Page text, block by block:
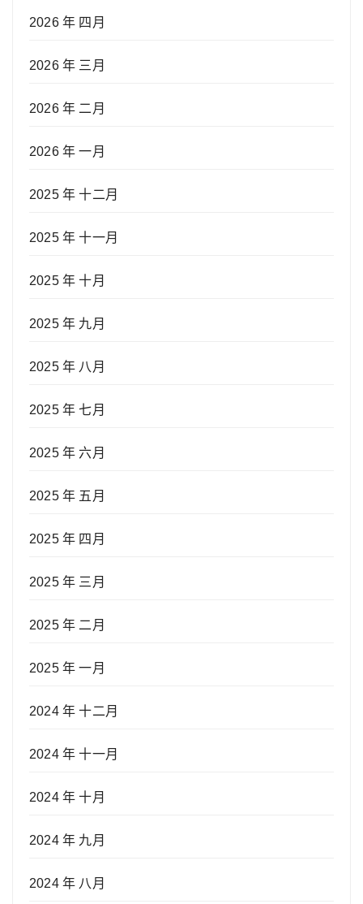
2026 年 四月
2026 年 三月
2026 年 二月
2026 年 一月
2025 年 十二月
2025 年 十一月
2025 年 十月
2025 年 九月
2025 年 八月
2025 年 七月
2025 年 六月
2025 年 五月
2025 年 四月
2025 年 三月
2025 年 二月
2025 年 一月
2024 年 十二月
2024 年 十一月
2024 年 十月
2024 年 九月
2024 年 八月